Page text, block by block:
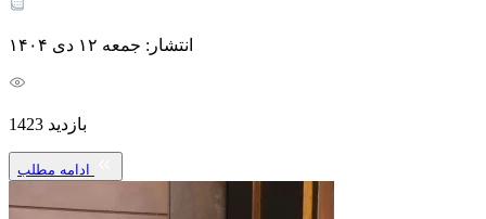
انتشار: جمعه ۱۲ دی ۱۴۰۴
بازدید 1423
ادامه مطلب